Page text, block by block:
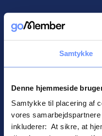
Samtykke
Denne hjemmeside
Samtykke til placering af
vores
inkluderer: At sikre, at
informasjon
! ©2026Gomember